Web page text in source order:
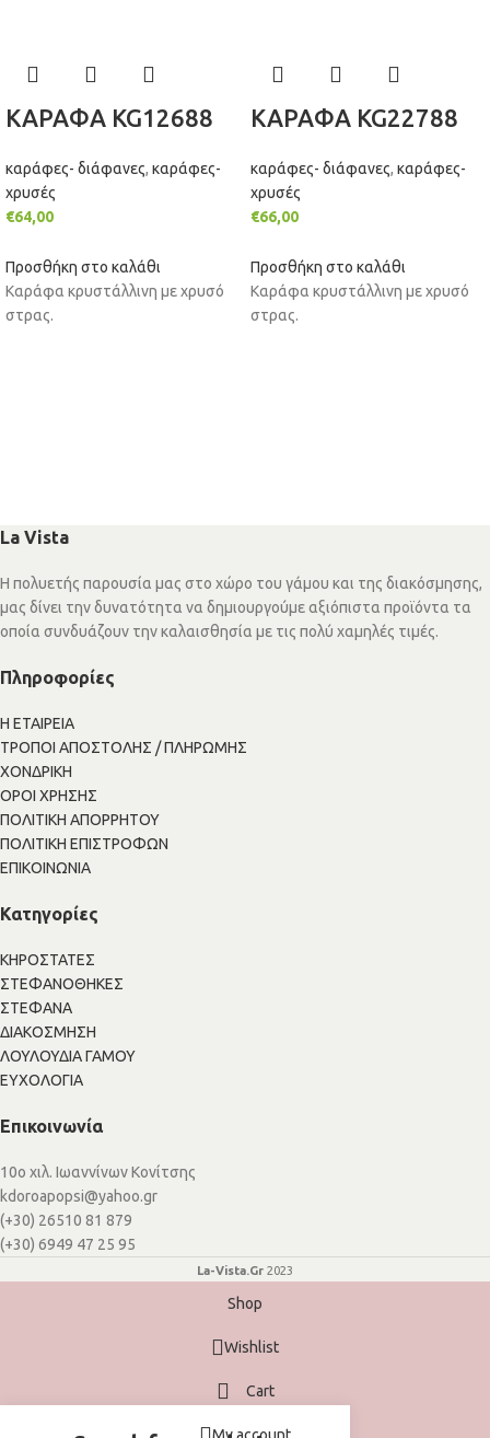
ΚΑΡΑΦΑ KG12688
καράφες- διάφανες, καράφες-
χρυσές
€64,00
Προσθήκη στο καλάθι
Καράφα κρυστάλλινη με χρυσό
στρας.
ΚΑΡΑΦΑ KG22788
καράφες- διάφανες, καράφες-
χρυσές
€66,00
Προσθήκη στο καλάθι
Καράφα κρυστάλλινη με χρυσό
στρας.
La Vista
Η πολυετής παρουσία μας στο χώρο του γάμου και της διακόσμησης,
μας δίνει την δυνατότητα να δημιουργούμε αξιόπιστα προϊόντα τα
οποία συνδυάζουν την καλαισθησία με τις πολύ χαμηλές τιμές.
Πληροφορίες
Η ΕΤΑΙΡΕΙΑ
ΤΡΟΠΟΙ ΑΠΟΣΤΟΛΗΣ / ΠΛΗΡΩΜΗΣ
ΧΟΝΔΡΙΚΗ
ΟΡΟΙ ΧΡΗΣΗΣ
ΠΟΛΙΤΙΚΗ ΑΠΟΡΡΗΤΟΥ
ΠΟΛΙΤΙΚΗ ΕΠΙΣΤΡΟΦΩΝ
ΕΠΙΚΟΙΝΩΝΙΑ
Κατηγορίες
ΚΗΡΟΣΤΑΤΕΣ
ΣΤΕΦΑΝΟΘΗΚΕΣ
ΣΤΕΦΑΝΑ
ΔΙΑΚΟΣΜΗΣΗ
ΛΟΥΛΟΥΔΙΑ ΓΑΜΟΥ
ΕΥΧΟΛΟΓΙΑ
Επικοινωνία
10ο χιλ. Ιωαννίνων Κονίτσης
kdoroapopsi@yahoo.gr
(+30) 26510 81 879
(+30) 6949 47 25 95
La-Vista.Gr 2023
Shop
Wishlist
Cart